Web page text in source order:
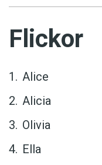
Flickor
Alice
Alicia
Olivia
Ella